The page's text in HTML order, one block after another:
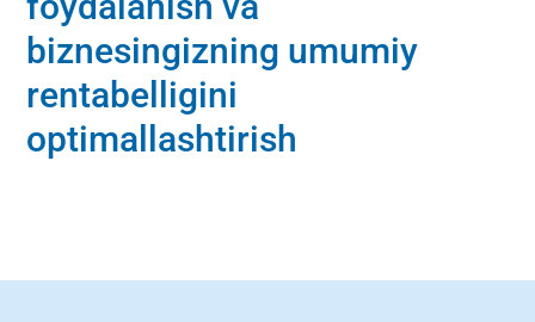
biznesingizning umumiy
rentabelligini
optimallashtirish